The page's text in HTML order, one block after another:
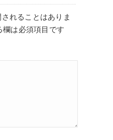
れることはありま
欄は必須項目です